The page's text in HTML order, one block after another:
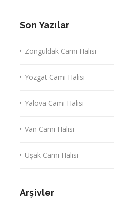
Son Yazılar
Zonguldak Cami Halısı
Yozgat Cami Halısı
Yalova Cami Halısı
Van Cami Halısı
Uşak Cami Halısı
Arşivler